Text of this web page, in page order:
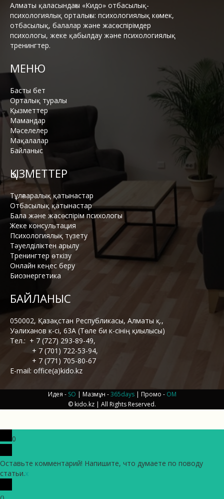
Алматы қаласындағы «Кидо» отбасылық-
психологиялық орталығы: психологиялық көмек,
отбасылық, балалар және жасөспірімдер
психологы, жеке қабылдау және психологиялық
тренингтер.
МЕНЮ
Басты бет
Орталық туралы
Қызметтер
Мамандар
Мәселелер
Мақалалар
Байланыс
ҚЫЗМЕТТЕР
Тұлғааралық қатынастар
Отбасылық қатынастар
Бала және жасөспірім психологы
Жеке консультация
Психологиялық түзету
Тәуелділіктен арылу
Тренингтер өткізу
Онлайн кеңес беру
Биоэнергетика
БАЙЛАНЫС
050002, Қазақстан Республикасы, Алматы қ.,
Уәлиханов к-сі, 63А (Төле би к-сінің қиылысы)
Тел.: + 7 (727) 293-89-49,
+ 7 (701) 722-53-94,
+ 7 (771) 705-80-67
E-mail: office(a)kido.kz
Идея - SO | Мазмұн -365days| Промо - OM
© kido.kz | All Rights Reserved.
0
Оставьте комментарий! Напишите, что думаете по поводу
статьи.x